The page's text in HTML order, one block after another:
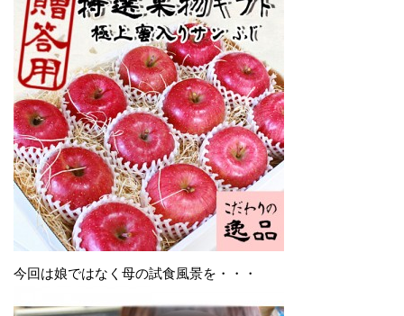
今回は娘ではなく母の試食風景を・・・